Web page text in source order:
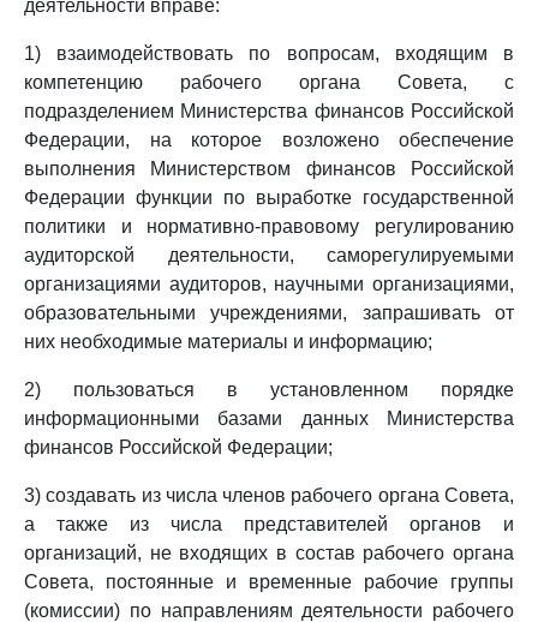
деятельности вправе:
1) взаимодействовать по вопросам, входящим в
компетенцию рабочего органа Совета, с
подразделением Министерства финансов Российской
Федерации, на которое возложено обеспечение
выполнения Министерством финансов Российской
Федерации функции по выработке государственной
политики и нормативно-правовому регулированию
аудиторской деятельности, саморегулируемыми
организациями аудиторов, научными организациями,
образовательными учреждениями, запрашивать от
них необходимые материалы и информацию;
2) пользоваться в установленном порядке
информационными базами данных Министерства
финансов Российской Федерации;
3) создавать из числа членов рабочего органа Совета,
а также из числа представителей органов и
организаций, не входящих в состав рабочего органа
Совета, постоянные и временные рабочие группы
(комиссии) по направлениям деятельности рабочего